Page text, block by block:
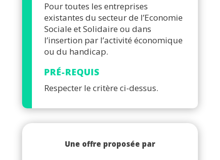
Pour toutes les entreprises
existantes du secteur de l’Economie
Sociale et Solidaire ou dans
l’insertion par l’activité économique
ou du handicap.
PRÉ-REQUIS
Respecter le critère ci-dessus.
Une offre proposée par